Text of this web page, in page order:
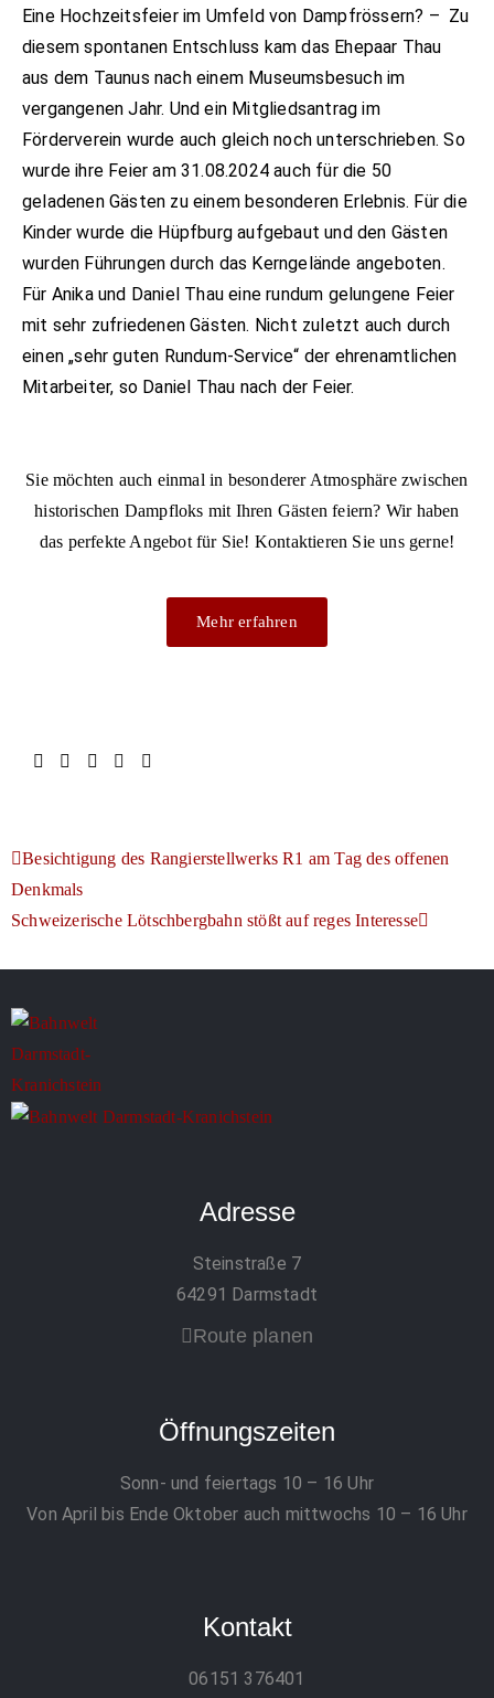
Eine Hochzeitsfeier im Umfeld von Dampfrössern? – Zu
diesem spontanen Entschluss kam das Ehepaar Thau
aus dem Taunus nach einem Museumsbesuch im
vergangenen Jahr. Und ein Mitgliedsantrag im
Förderverein wurde auch gleich noch unterschrieben. So
wurde ihre Feier am 31.08.2024 auch für die 50
geladenen Gästen zu einem besonderen Erlebnis. Für die
Kinder wurde die Hüpfburg aufgebaut und den Gästen
wurden Führungen durch das Kerngelände angeboten.
Für Anika und Daniel Thau eine rundum gelungene Feier
mit sehr zufriedenen Gästen. Nicht zuletzt auch durch
einen „sehr guten Rundum-Service“ der ehrenamtlichen
Mitarbeiter, so Daniel Thau nach der Feier.
Sie möchten auch einmal in besonderer Atmosphäre zwischen
historischen Dampfloks mit Ihren Gästen feiern? Wir haben
das perfekte Angebot für Sie! Kontaktieren Sie uns gerne!
Mehr erfahren
Besichtigung des Rangierstellwerks R1 am Tag des offenen
Denkmals
Schweizerische Lötschbergbahn stößt auf reges Interesse
Adresse
Steinstraße 7
64291 Darmstadt
Route planen
Öffnungszeiten
Sonn- und feiertags 10 – 16 Uhr
Von April bis Ende Oktober auch mittwochs 10 – 16 Uhr
Kontakt
06151 376401